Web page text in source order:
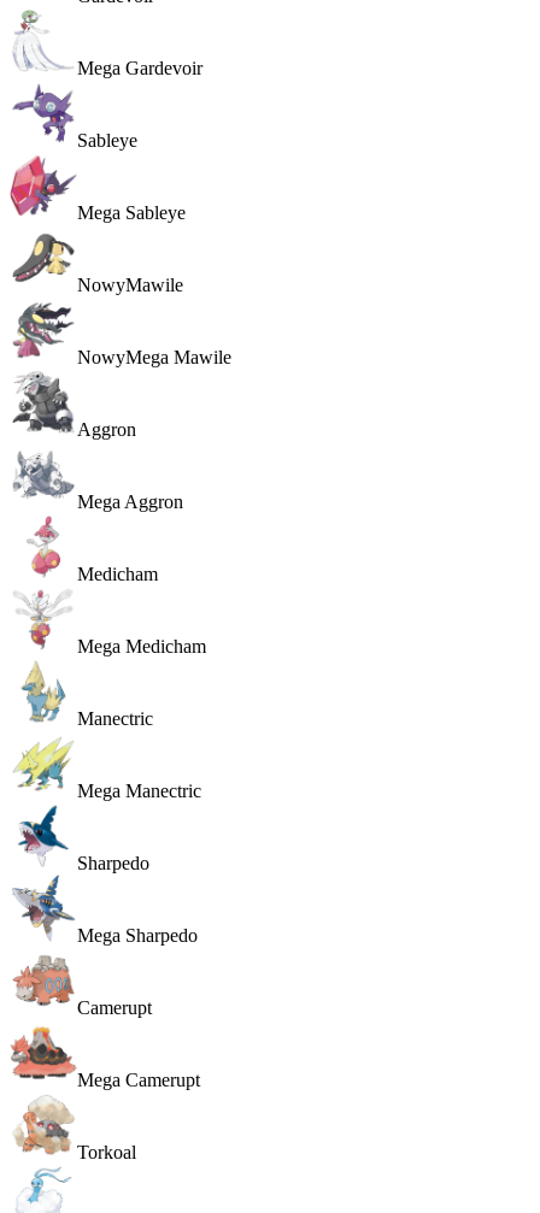
Mega Gardevoir
Sableye
Mega Sableye
NowyMawile
NowyMega Mawile
Aggron
Mega Aggron
Medicham
Mega Medicham
Manectric
Mega Manectric
Sharpedo
Mega Sharpedo
Camerupt
Mega Camerupt
Torkoal